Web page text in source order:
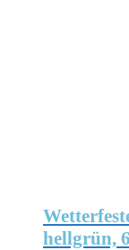
hellgrün,